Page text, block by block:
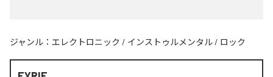
ジャンル： エレクトロニック / インストゥルメンタル / ロック